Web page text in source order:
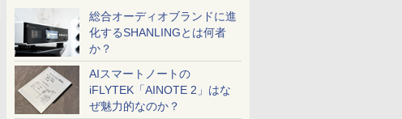
総合オーディオブランドに進
化するSHANLINGとは何者
か？
AIスマートノートの
iFLYTEK「AINOTE 2」はな
ぜ魅力的なのか？